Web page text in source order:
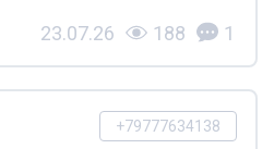
23.07.26 188 1
+79777634138